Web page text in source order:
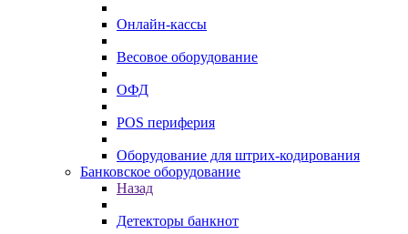
Онлайн-кассы
Весовое оборудование
ОФД
POS периферия
Оборудование для штрих-кодирования
Банковское оборудование
Назад
Детекторы банкнот